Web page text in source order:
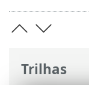
Trilhas